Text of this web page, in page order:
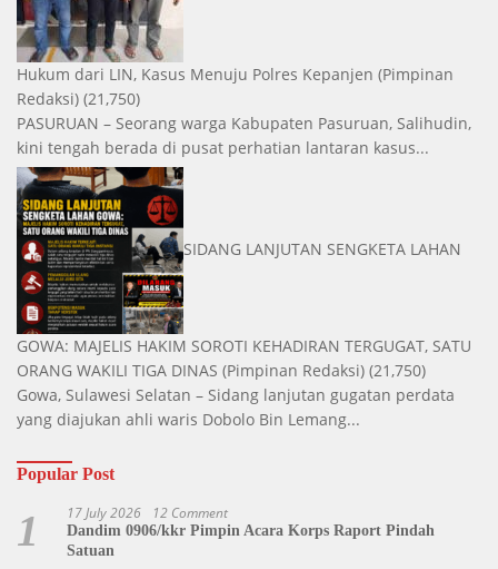
Hukum dari LIN, Kasus Menuju Polres Kepanjen (Pimpinan
Redaksi) (21,750)
PASURUAN – Seorang warga Kabupaten Pasuruan, Salihudin,
kini tengah berada di pusat perhatian lantaran kasus...
SIDANG LANJUTAN SENGKETA LAHAN
GOWA: MAJELIS HAKIM SOROTI KEHADIRAN TERGUGAT, SATU
ORANG WAKILI TIGA DINAS (Pimpinan Redaksi) (21,750)
Gowa, Sulawesi Selatan – Sidang lanjutan gugatan perdata
yang diajukan ahli waris Dobolo Bin Lemang...
Popular Post
1 17 July 2026 12 Comment
Dandim 0906/kkr Pimpin Acara Korps Raport Pindah
Satuan